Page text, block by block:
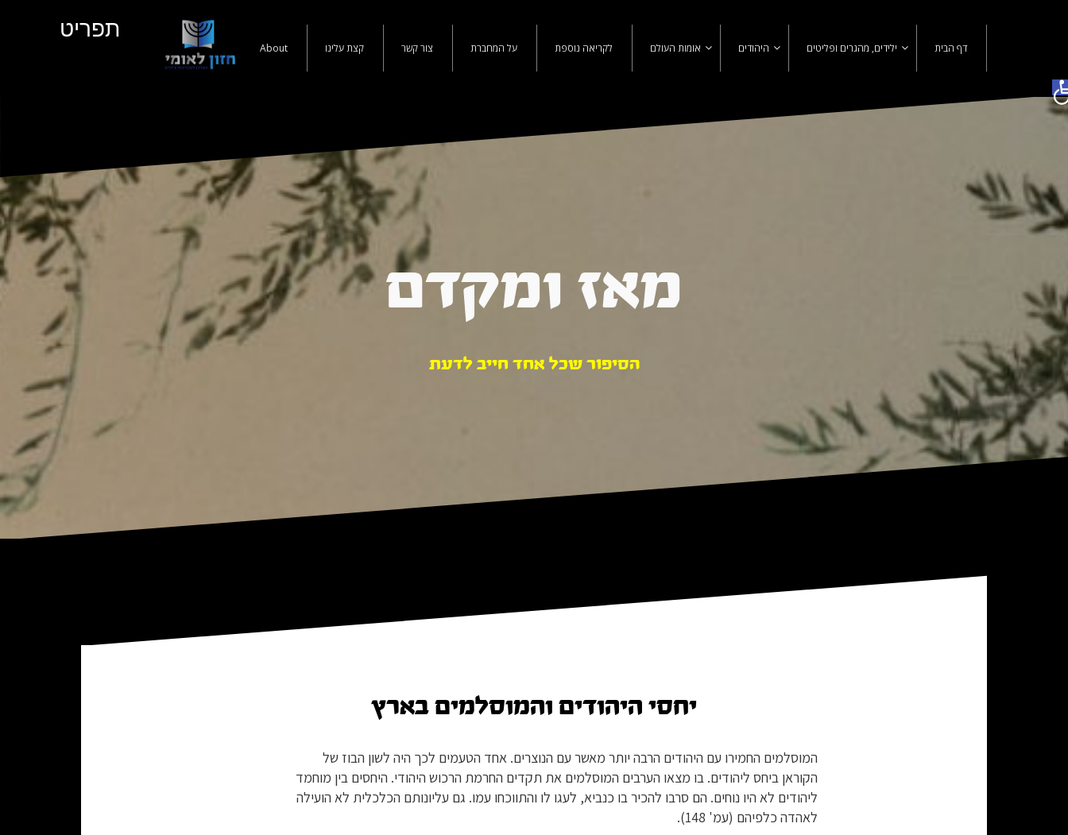
פתח סרגל נגישות
תפריט
דף הבית ילידים, מהגרים ופליטים היהודים אומות העולם לקריאה נוספת על המחברת צור קשר קצת עלינו About
מאז ומקדם
הסיפור שכל אחד חייב לדעת
יחסי היהודים והמוסלמים בארץ
המוסלמים החמירו עם היהודים הרבה יותר מאשר עם הנוצרים. אחד הטעמים לכך היה לשון הבוז של
הקוראן ביחס ליהודים. בו מצאו הערבים המוסלמים את תקדים החרמת הרכוש היהודי. היחסים בין מוחמד
ליהודים לא היו נוחים. הם סרבו להכיר בו כנביא, לעגו לו והתווכחו עמו. גם עליונותם הכלכלית לא הועילה
לאהדה כלפיהם (עמ' 148).